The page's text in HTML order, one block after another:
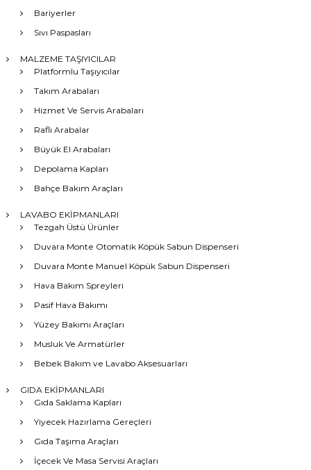
Bariyerler
Sıvı Paspasları
MALZEME TAŞIYICILAR
Platformlu Taşıyıcılar
Takım Arabaları
Hizmet Ve Servis Arabaları
Raflı Arabalar
Büyük El Arabaları
Depolama Kapları
Bahçe Bakım Araçları
LAVABO EKİPMANLARI
Tezgah Üstü Ürünler
Duvara Monte Otomatik Köpük Sabun Dispenseri
Duvara Monte Manuel Köpük Sabun Dispenseri
Hava Bakım Spreyleri
Pasif Hava Bakımı
Yüzey Bakımı Araçları
Musluk Ve Armatürler
Bebek Bakım ve Lavabo Aksesuarları
GIDA EKİPMANLARI
Gıda Saklama Kapları
Yiyecek Hazırlama Gereçleri
Gıda Taşıma Araçları
İçecek Ve Masa Servisi Araçları